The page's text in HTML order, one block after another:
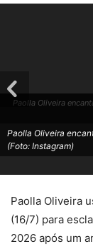
Paolla Oliveira
Paolla Oliveira
(Foto: Instagram)
Paolla Oliveira
(16/7) para
2026 após um